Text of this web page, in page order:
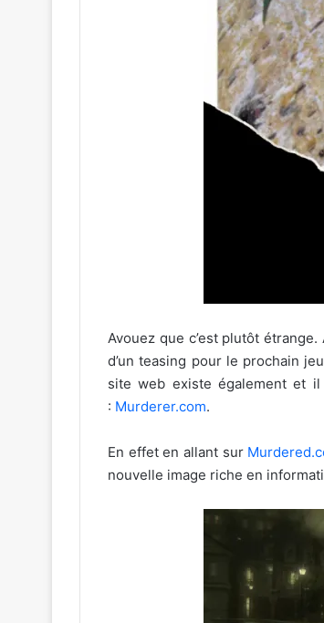
Avouez que c’est plutôt
d’un teasing pour le prochain
site web existe également et
: Murderer.com.
En effet en allant sur
nouvelle image riche en